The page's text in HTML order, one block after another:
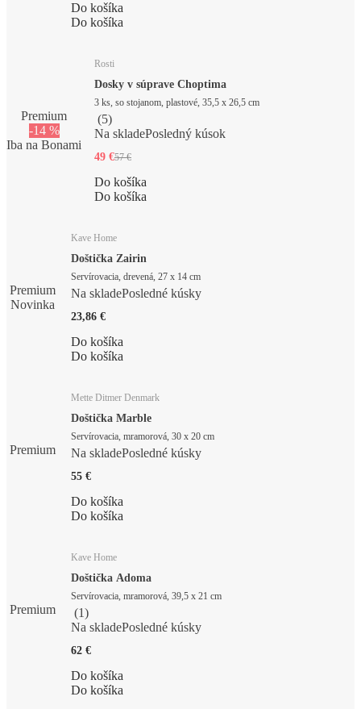
Do košíka
Do košíka
Premium
-14 %
Iba na Bonami
Rosti
Dosky v súprave Choptima
3 ks, so stojanom, plastové, 35,5 x 26,5 cm
(5)
Na skladePosledný kúsok
49 €57 €
Do košíka
Do košíka
Premium
Novinka
Kave Home
Doštička Zairin
Servírovacia, drevená, 27 x 14 cm
Na skladePosledné kúsky
23,86 €
Do košíka
Do košíka
Premium
Mette Ditmer Denmark
Doštička Marble
Servírovacia, mramorová, 30 x 20 cm
Na skladePosledné kúsky
55 €
Do košíka
Do košíka
Premium
Kave Home
Doštička Adoma
Servírovacia, mramorová, 39,5 x 21 cm
(1)
Na skladePosledné kúsky
62 €
Do košíka
Do košíka